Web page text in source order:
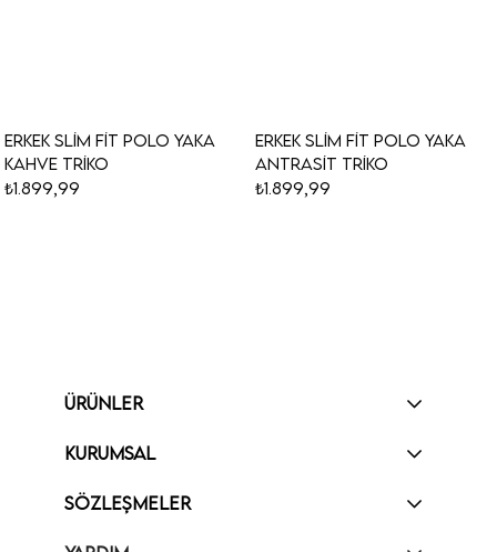
Erkek Slim Fit Polo Yaka
Kahve Triko
₺1.899,99
Erkek Slim Fit Polo Yaka
Antrasit Triko
₺1.899,99
ÜRÜNLER
KURUMSAL
SÖZLEŞMELER